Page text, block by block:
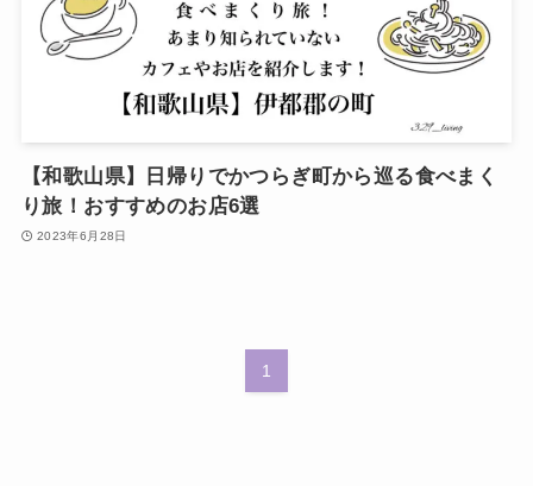
【和歌山県】日帰りでかつらぎ町から巡る食べまく
り旅！おすすめのお店6選
2023年6月28日
1